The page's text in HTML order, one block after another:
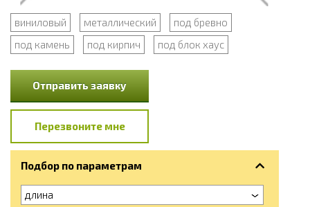
виниловый металлический
под бревно
под камень
под кирпич под блок хаус
Отправить заявку
Перезвоните мне
Подбор по параметрам
длина